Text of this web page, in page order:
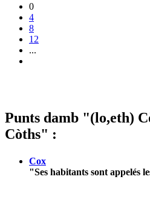
0
4
8
12
...
Punts damb "(lo,eth)
Còths" :
Cox
"Ses habitants sont appelés